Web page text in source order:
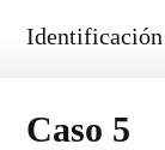
Identificación
Caso 5